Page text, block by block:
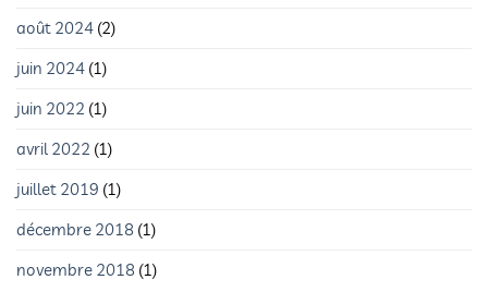
août 2024 (2)
juin 2024 (1)
juin 2022 (1)
avril 2022 (1)
juillet 2019 (1)
décembre 2018 (1)
novembre 2018 (1)